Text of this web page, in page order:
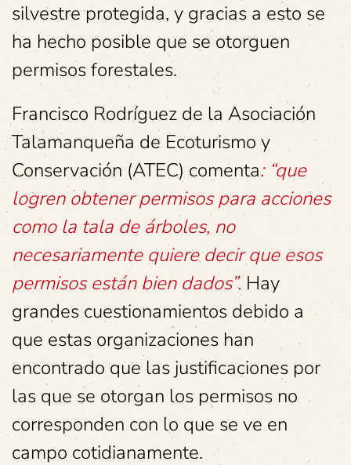
silvestre protegida, y gracias a esto se
ha hecho posible que se otorguen
permisos forestales.
Francisco Rodríguez de la Asociación
Talamanqueña de Ecoturismo y
Conservación (ATEC) comenta: “que
logren obtener permisos para acciones
como la tala de árboles, no
necesariamente quiere decir que esos
permisos están bien dados”. Hay
grandes cuestionamientos debido a
que estas organizaciones han
encontrado que las justificaciones por
las que se otorgan los permisos no
corresponden con lo que se ve en
campo cotidianamente.